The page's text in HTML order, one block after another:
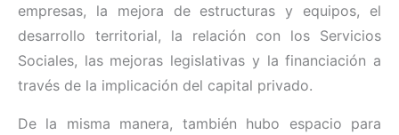
empresas, la mejora de estructuras y equipos, el
desarrollo territorial, la relación con los Servicios
Sociales, las mejoras legislativas y la financiación a
través de la implicación del capital privado.
De la misma manera, también hubo espacio para